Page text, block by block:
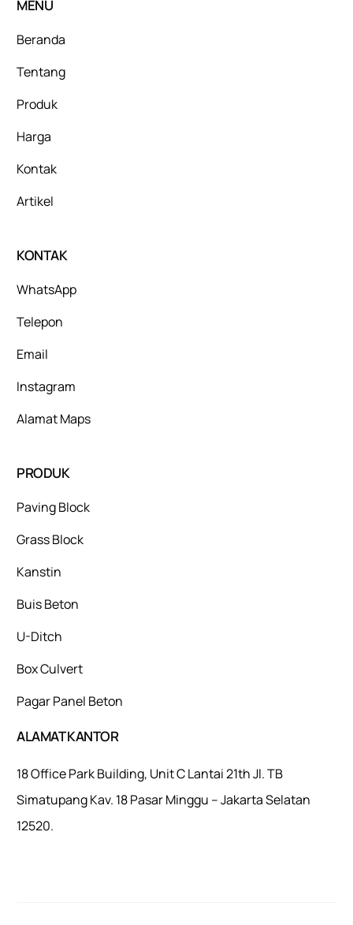
MENU
Beranda
Tentang
Produk
Harga
Kontak
Artikel
KONTAK
WhatsApp
Telepon
Email
Instagram
Alamat Maps
PRODUK
Paving Block
Grass Block
Kanstin
Buis Beton
U-Ditch
Box Culvert
Pagar Panel Beton
ALAMAT KANTOR
18 Office Park Building, Unit C Lantai 21th Jl. TB
Simatupang Kav. 18 Pasar Minggu – Jakarta Selatan
12520.